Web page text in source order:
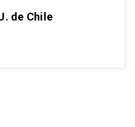
de Chile